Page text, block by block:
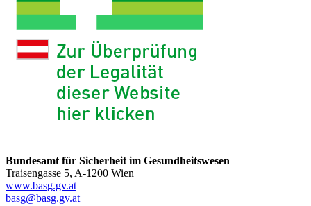
Bundesamt für Sicherheit im Gesundheitswesen
Traisengasse 5, A-1200 Wien
www.basg.gv.at
basg@basg.gv.at